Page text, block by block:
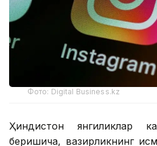
Фото: Digital Business.kz
Ҳиндистон янгиликлар
беришича, вазирликнинг